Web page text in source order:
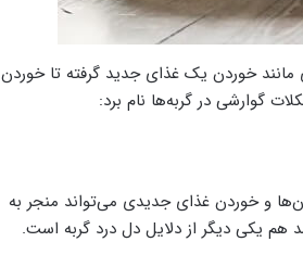
مانند خوردن یک غذای جدید گرفته تا خوردن
گوارشی در گربه‌ها نام برد:
و خوردن غذای جدیدی می‌تواند منجر به
هم یکی دیگر از دلایل دل درد گربه است.